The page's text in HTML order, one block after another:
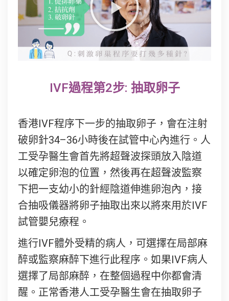
IVF過程第2步: 抽取卵子
香港IVF程序下一步的抽取卵子，會在注射
破卵針34–36小時後在試管中心內進行。人
工受孕醫生會首先將超聲波探頭放入陰道
以確定卵泡的位置，然後再在超聲波監察
下把一支幼小的針經陰道伸進卵泡內，接
合抽吸儀器將卵子抽取出來以將來用於IVF
試管嬰兒療程。
進行IVF體外受精的病人，可選擇在局部麻
醉或監察麻醉下進行此程序。如果IVF病人
選擇了局部麻醉，在整個過程中你都會清
醒。正常香港人工受孕醫生會在抽取卵子